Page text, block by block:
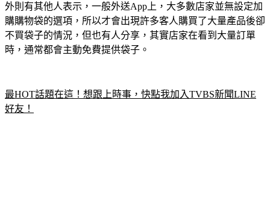
等超久」、「奇怪，怎不叫店家外送就好，根本在整人」；另
外則有其他人表示，一般外送App上，大多數店家並無設定加
購購物袋的選項，所以才會出現許多客人購買了大量產品後卻
不買袋子的情況，但也有人分享，其實店家在看到大量訂單
最HOT話題在這！想跟上時事，快點我加入TVBS新聞LINE